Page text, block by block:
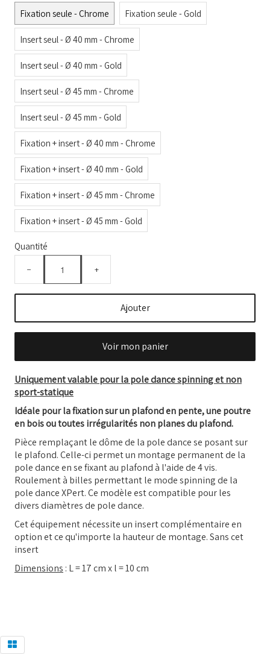
Fixation seule - Chrome
Fixation seule - Gold
Insert seul - Ø 40 mm - Chrome
Insert seul - Ø 40 mm - Gold
Insert seul - Ø 45 mm - Chrome
Insert seul - Ø 45 mm - Gold
Fixation + insert - Ø 40 mm - Chrome
Fixation + insert - Ø 40 mm - Gold
Fixation + insert - Ø 45 mm - Chrome
Fixation + insert - Ø 45 mm - Gold
Quantité
− +
Ajouter
Voir mon panier
Uniquement valable pour la pole dance spinning et non
sport-statique
Idéale pour la fixation sur un plafond en pente, une poutre
en bois ou toutes irrégularités non planes du plafond.
Pièce remplaçant le dôme de la pole dance se posant sur
le plafond. Celle-ci permet un montage permanent de la
pole dance en se fixant au plafond à l'aide de 4 vis.
Roulement à billes permettant le mode spinning de la
pole dance XPert. Ce modèle est compatible pour les
divers diamètres de pole dance.
Cet équipement nécessite un insert complémentaire en
option et ce qu'importe la hauteur de montage. Sans cet
insert
Dimensions : L = 17 cm x l = 10 cm